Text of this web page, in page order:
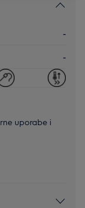
-
-
uporabe i